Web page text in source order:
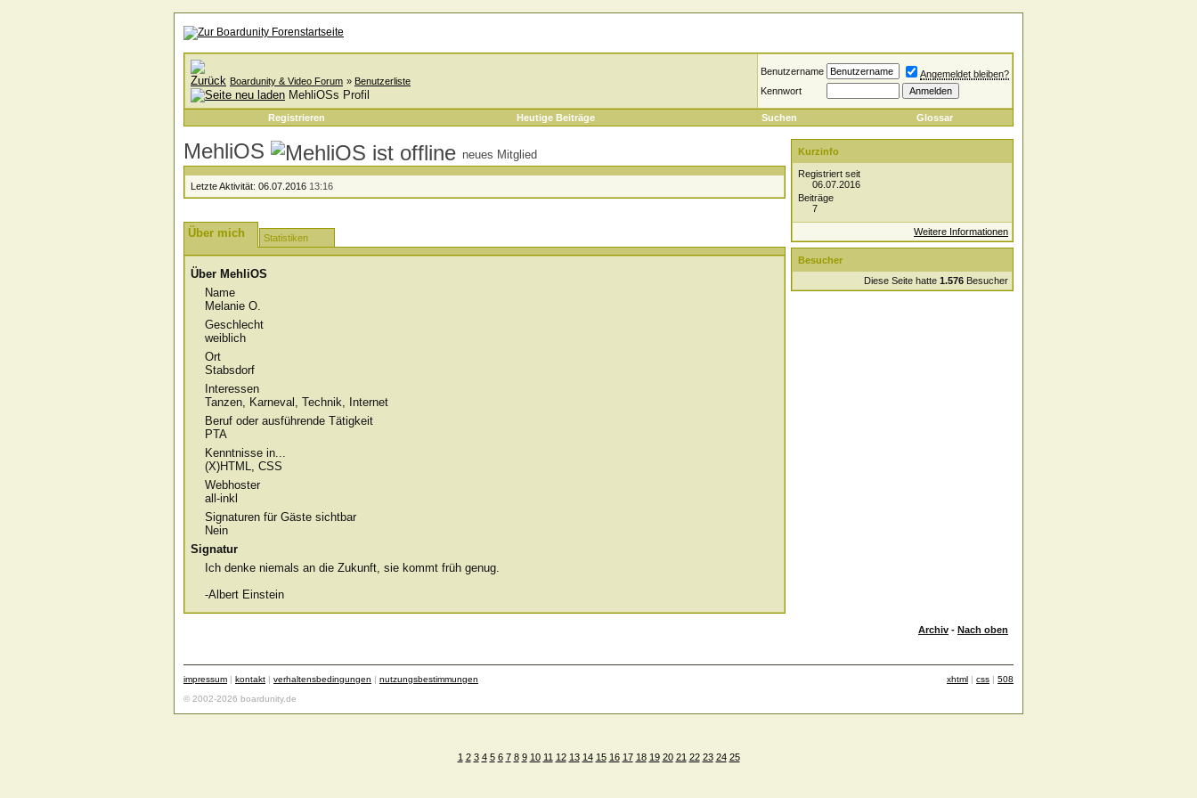
Boardunity & Video Forum » Benutzerliste
MehliOSs Profil
Benutzername
Angemeldet bleiben?
Kennwort
Registrieren Heutige Beiträge Suchen Glossar
MehliOS neues Mitglied
Letzte Aktivität: 06.07.2016 13:16
Über mich Statistiken
Über MehliOS
Name
Melanie O.
Geschlecht
weiblich
Ort
Stabsdorf
Interessen
Tanzen, Karneval, Technik, Internet
Beruf oder ausführende Tätigkeit
PTA
Kenntnisse in...
(X)HTML, CSS
Webhoster
all-inkl
Signaturen für Gäste sichtbar
Nein
Signatur
Ich denke niemals an die Zukunft, sie kommt früh genug.
-Albert Einstein
Kurzinfo
Registriert seit
06.07.2016
Beiträge
7
Weitere Informationen
Besucher
Diese Seite hatte 1.576 Besucher
Archiv - Nach oben
impressum | kontakt | verhaltensbedingungen | nutzungsbestimmungen xhtml | css | 508
© 2002-2026 boardunity.de
1 2 3 4 5 6 7 8 9 10 11 12 13 14 15 16 17 18 19 20 21 22 23 24 25